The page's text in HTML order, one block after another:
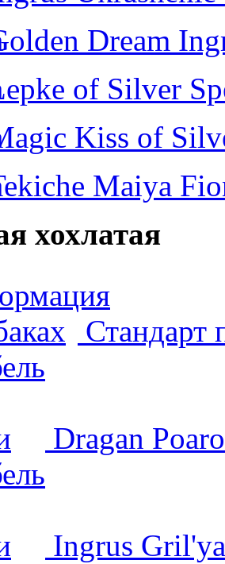
Dream
of Silver
Kiss of
Maiya
хохлатая
Dragan
Ingrus